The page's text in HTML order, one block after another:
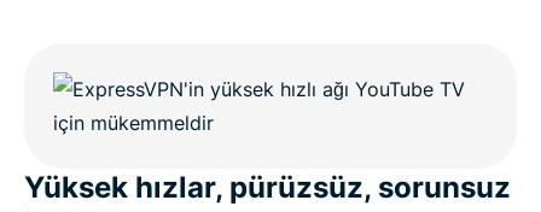
Yüksek hızlar, pürüzsüz, sorunsuz